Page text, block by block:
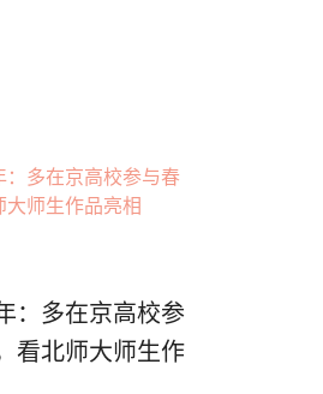
：多在京高校参
看北师大师生作